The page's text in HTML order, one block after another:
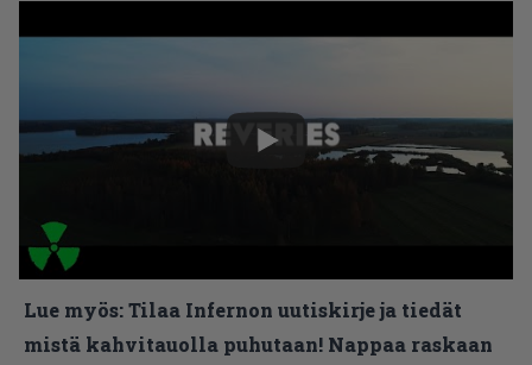
Lue myös:Tilaa Infernon uutiskirje ja tiedät
mistä kahvitauolla puhutaan! Nappaa raskaan